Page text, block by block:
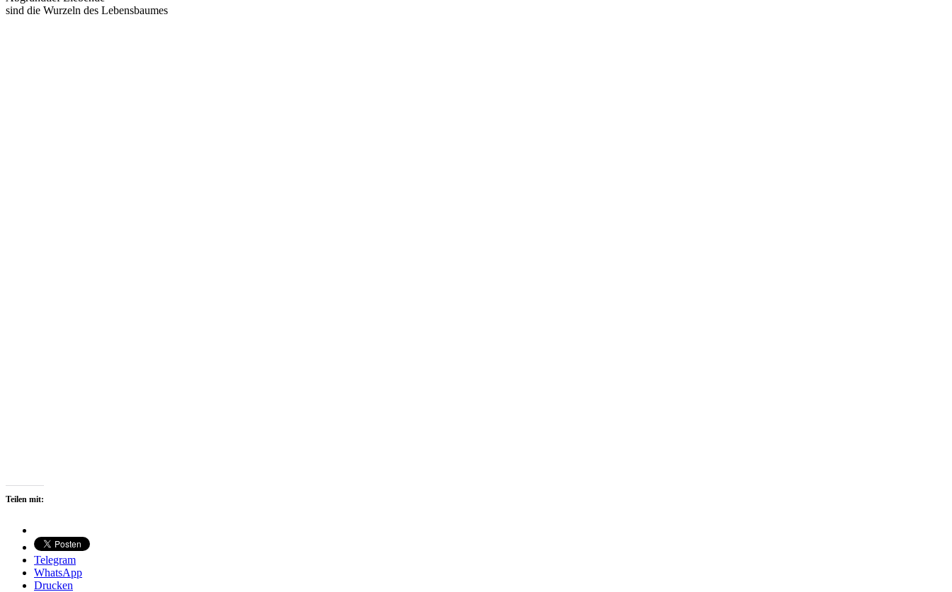
sind die Wurzeln des Lebensbaumes
Teilen mit:
Telegram
WhatsApp
Drucken